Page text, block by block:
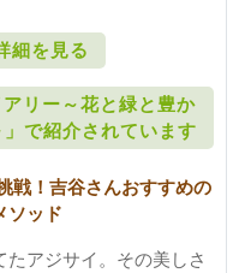
細を見る
リー～花と緑と豊か
で紹介されています
戦！吉谷さんおすすめの
ソッド
アジサイ。その美しさ